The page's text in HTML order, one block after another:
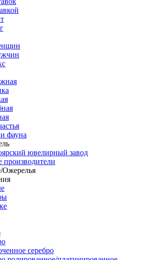
фауна
ювелирный завод
производители
Ожерелья
серебро